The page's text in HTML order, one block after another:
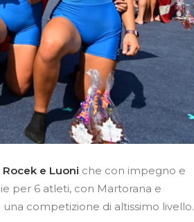
Rocek e Luoni che con impegno e
per 6 atleti, con Martorana e
competizione di altissimo livello.